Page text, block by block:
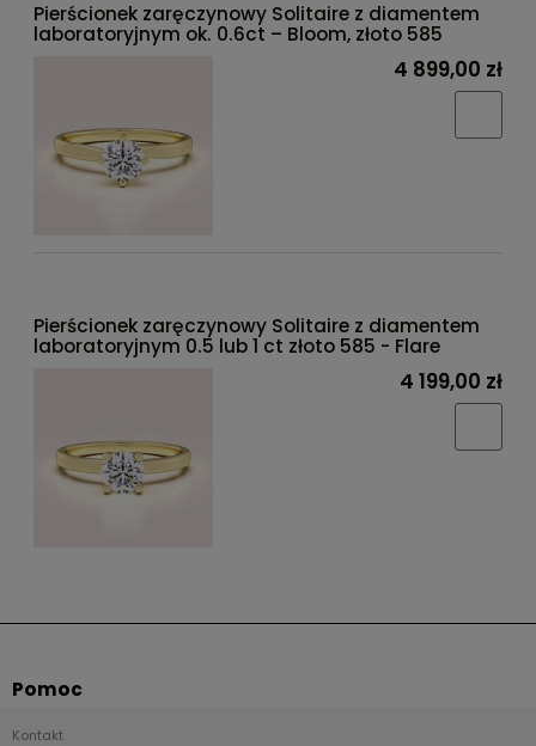
Pierścionek zaręczynowy Solitaire z diamentem
laboratoryjnym ok. 0.6ct – Bloom, złoto 585
4 899,00 zł
Pierścionek zaręczynowy Solitaire z diamentem
laboratoryjnym 0.5 lub 1 ct złoto 585 - Flare
4 199,00 zł
Pomoc
Kontakt